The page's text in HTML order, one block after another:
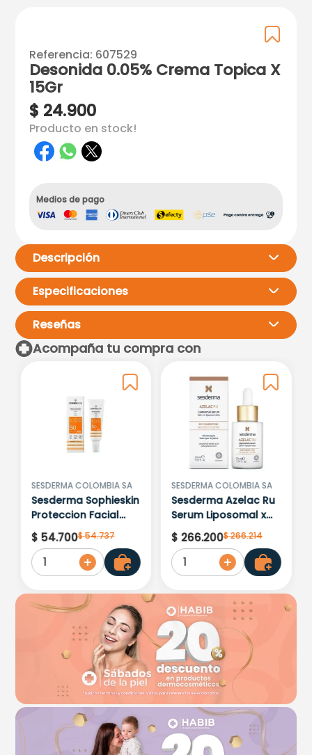
Referencia: 607529
Desonida 0.05% Crema Topica X
15Gr
$ 24.900
Producto en stock!
Medios de pago
Descripción
Especificaciones
Reseñas
Por favor, inicia sesión para
escribir un comentario.
Más reciente
Acompaña tu compra con
SESDERMA COLOMBIA SA
Sesderma Sophieskin
Proteccion Facial
Kids Hypoallergenic
Spf 500 Moisturising
$ 54.700$54.737
1
SESDERMA COLOMBIA SA
Sesderma Azelac Ru
Serum Liposomal x
30ml
$ 266.200$266.214
1